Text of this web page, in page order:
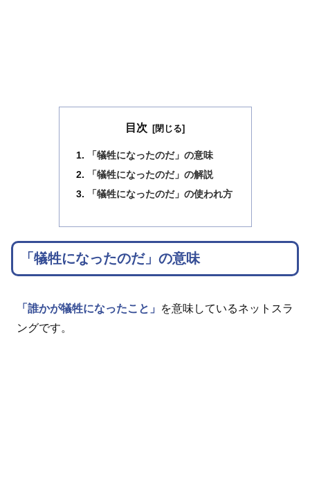
目次
「犠牲になったのだ」の意味
「犠牲になったのだ」の解説
「犠牲になったのだ」の使われ方
「犠牲になったのだ」の意味
「誰かが犠牲になったこと」
を意味しているネットスラ
ングです。